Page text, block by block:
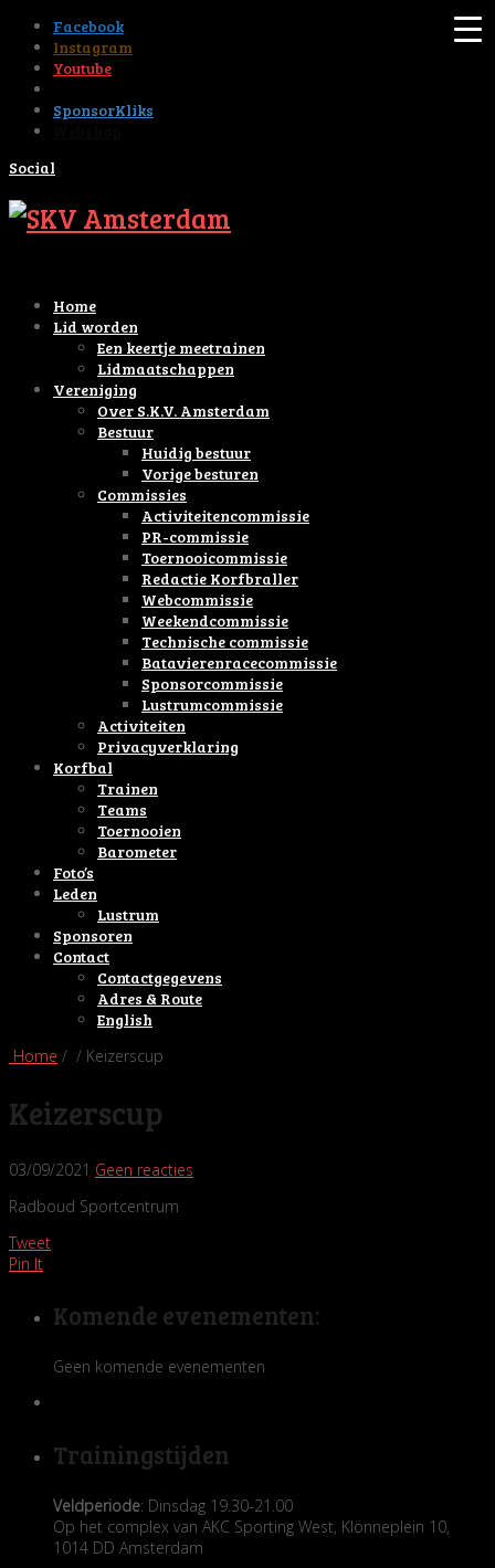
Facebook
Instagram
Youtube
SponsorKliks
Social
Home
Lid worden
Een keertje meetrainen
Lidmaatschappen
Vereniging
Over S.K.V. Amsterdam
Bestuur
Huidig bestuur
Vorige besturen
Commissies
Activiteitencommissie
PR-commissie
Toernooicommissie
Redactie Korfbraller
Webcommissie
Weekendcommissie
Technische commissie
Batavierenracecommissie
Sponsorcommissie
Lustrumcommissie
Activiteiten
Privacyverklaring
Korfbal
Trainen
Teams
Toernooien
Barometer
Foto’s
Leden
Lustrum
Sponsoren
Contact
Contactgegevens
Adres & Route
English
Home / / Keizerscup
Keizerscup
03/09/2021 Geen reacties
Radboud Sportcentrum
Tweet
Pin It
Komende evenementen:
Geen komende evenementen
Trainingstijden
Veldperiode: Dinsdag 19.30-21.00
Op het complex van AKC Sporting West, Klönneplein 10,
1014 DD Amsterdam